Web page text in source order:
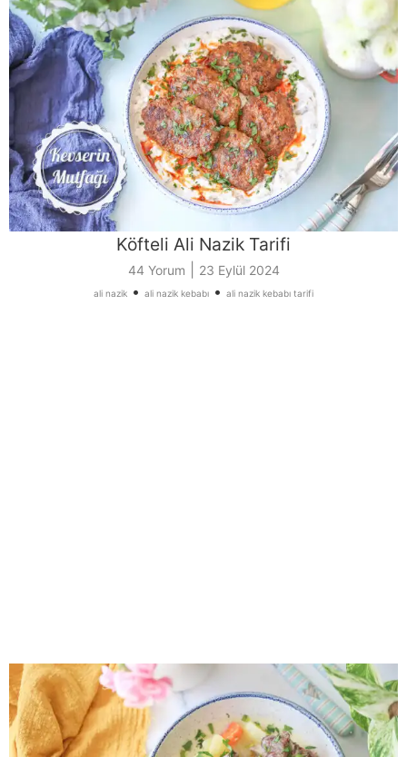
Köfteli Ali Nazik Tarifi
44 Yorum 23 Eylül 2024
ali nazik • ali nazik kebabı • ali nazik kebabı tarifi